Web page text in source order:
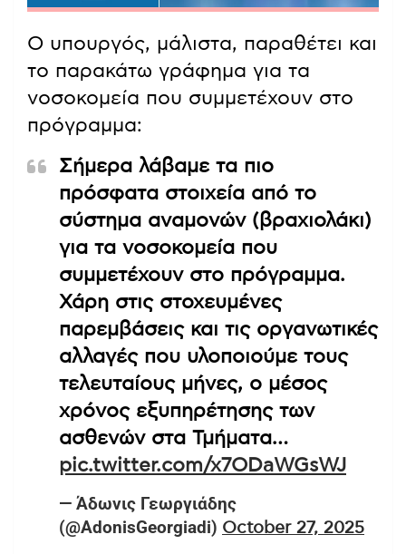
Ο υπουργός, μάλιστα, παραθέτει και
το παρακάτω γράφημα για τα
νοσοκομεία που συμμετέχουν στο
πρόγραμμα:
Σήμερα λάβαμε τα πιο
πρόσφατα στοιχεία από το
σύστημα αναμονών (βραχιολάκι)
για τα νοσοκομεία που
συμμετέχουν στο πρόγραμμα.
Χάρη στις στοχευμένες
παρεμβάσεις και τις οργανωτικές
αλλαγές που υλοποιούμε τους
τελευταίους μήνες, ο μέσος
χρόνος εξυπηρέτησης των
ασθενών στα Τμήματα…
pic.twitter.com/x7ODaWGsWJ
— Άδωνις Γεωργιάδης
(@AdonisGeorgiadi) October 27, 2025